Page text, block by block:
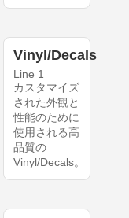
Vinyl/Decals
Line 1
カスタマイズ
された外観と
性能のために
使用される高
品質の
Vinyl/Decals。